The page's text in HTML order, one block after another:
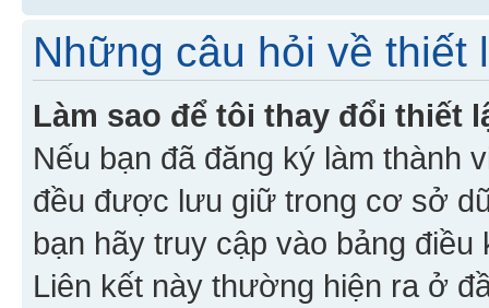
Những câu hỏi về thiết
Làm sao để tôi thay đổi thiết
Nếu bạn đã đăng ký làm thành
đều được lưu giữ trong cơ sở
bạn hãy truy cập vào bảng
Liên kết này thường hiện ra ở